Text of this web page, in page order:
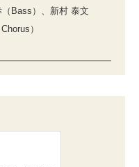
（Bass）、新村 泰文
）